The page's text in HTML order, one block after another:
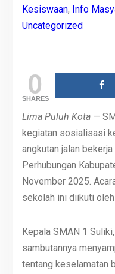
Kesiswaan, Info
Uncategorized
0
SHARES
Lima Puluh Kota —
kegiatan sosialisasi
angkutan jalan
Perhubungan
November 2025.
sekolah ini diikuti
Kepala SMAN 1 Suliki,
sambutannya
tentang keselamatan